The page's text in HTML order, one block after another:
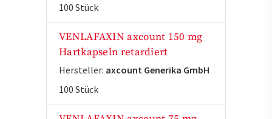
100 Stück
VENLAFAXIN axcount 150 mg
Hartkapseln retardiert
Hersteller: axcount Generika GmbH
100 Stück